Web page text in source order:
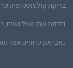
בדיקת קולפוסקופיה
דליפת שתן אצל נשים,
כאבי אגן כרוניים אצל